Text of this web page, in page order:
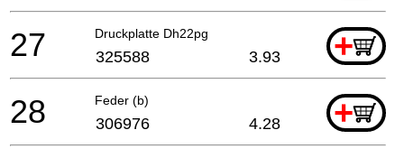
Druckplatte Dh22pg +
27 325588 3.93
Feder (b) +
28 306976 4.28